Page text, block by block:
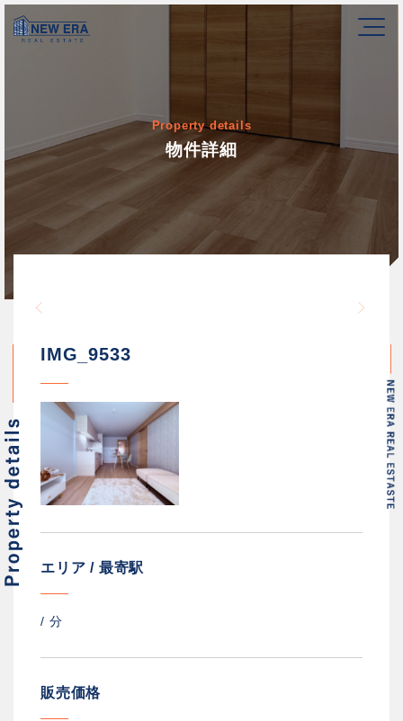
Property details
物件詳細
/home/newerakk/
IMG_9533
エリア / 最寄駅
/ 分
販売価格